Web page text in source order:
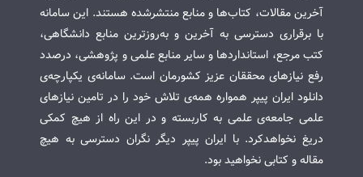
آخرین مقالات، کتاب‌ها و منابع منتشرشده هستند. این سامانه
با برقراری دسترسی به آخرین و به‌روزترین منابع دانشگاهی،
کتب مرجع، استانداردها و سایر منابع علمی و پژوهشی، درصدد
رفع نیازهای محققان عزیز کشورمان است. سامانه‌ی یکپارچه‌ی
دانلود ایران پیپر همواره همه‌ی تلاش خود را در تامین نیازهای
علمی جامعه‌ی علمی به کاربسته و در این راه از هیچ کمکی
دریغ نخواهدکرد. با ایران پیپر دیگر نگران دسترسی به هیچ
مقاله و کتابی نخواهید بود.